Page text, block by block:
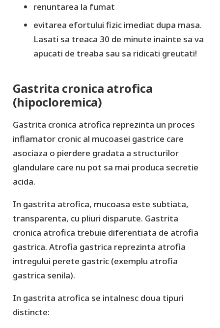
renuntarea la fumat
evitarea efortului fizic imediat dupa masa.
Lasati sa treaca 30 de minute inainte sa va
apucati de treaba sau sa ridicati greutati!
Gastrita cronica atrofica
(hipocloremica)
Gastrita cronica atrofica reprezinta un proces
inflamator cronic al mucoasei gastrice care
asociaza o pierdere gradata a structurilor
glandulare care nu pot sa mai produca secretie
acida.
In gastrita atrofica, mucoasa este subtiata,
transparenta, cu pliuri disparute. Gastrita
cronica atrofica trebuie diferentiata de atrofia
gastrica. Atrofia gastrica reprezinta atrofia
intregului perete gastric (exemplu atrofia
gastrica senila).
In gastrita atrofica se intalnesc doua tipuri
distincte: